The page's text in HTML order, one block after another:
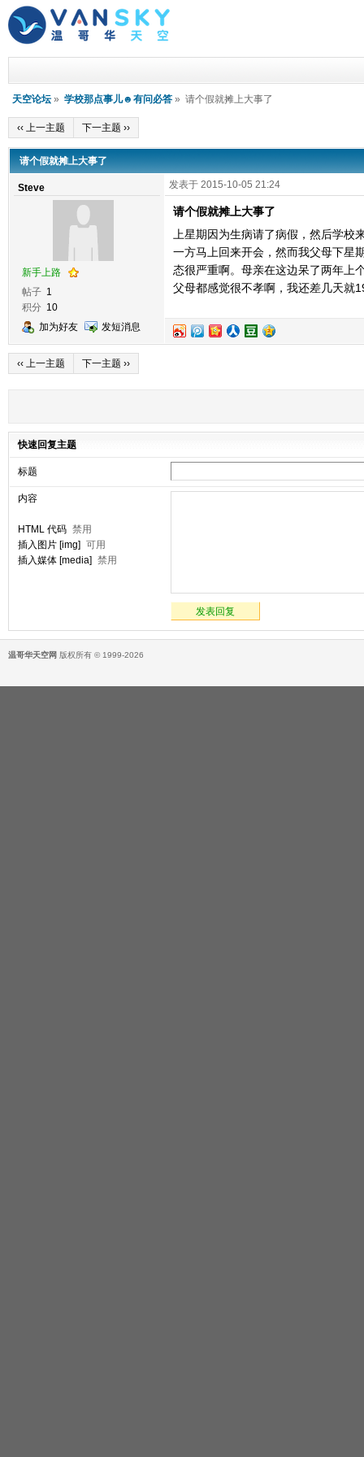
天空论坛 » 学校那点事儿☻有问必答 » 请个假就摊上大事了
‹‹ 上一主题 下一主题 ››
请个假就摊上大事了
Steve
新手上路
帖子 1
积分 10
加为好友
发短消息
发表于 2015-10-05 21:24
请个假就摊上大事了
上星期因为生病请了病假，然后学
一方马上回来开会，然而我父母下星
态很严重啊。母亲在这边呆了两年上
父母都感觉很不孝啊 ，我还差几天就
‹‹ 上一主题 下一主题 ››
快速回复主题
标题
内容
HTML 代码 禁用
插入图片 [img] 可用
插入媒体 [media] 禁用
发表回复
温哥华天空网 版权所有 © 1999-2026